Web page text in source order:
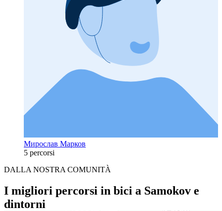
Мирослав Марков
5 percorsi
DALLA NOSTRA COMUNITÀ
I migliori percorsi in bici a Samokov e
dintorni